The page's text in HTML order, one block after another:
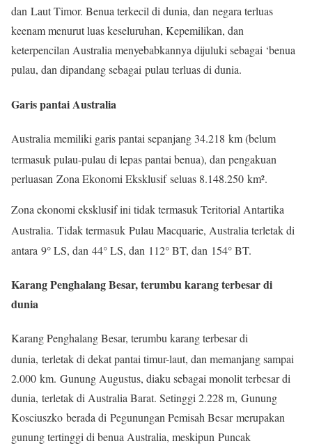
dan Laut Timor. Benua terkecil di dunia, dan negara terluas
keenam menurut luas keseluruhan, Kepemilikan, dan
keterpencilan Australia menyebabkannya dijuluki sebagai ‘benua
pulau, dan dipandang sebagai pulau terluas di dunia.
Garis pantai Australia
Australia memiliki garis pantai sepanjang 34.218 km (belum
termasuk pulau-pulau di lepas pantai benua), dan pengakuan
perluasan Zona Ekonomi Eksklusif seluas 8.148.250 km².
Zona ekonomi eksklusif ini tidak termasuk Teritorial Antartika
Australia. Tidak termasuk Pulau Macquarie, Australia terletak di
antara 9° LS, dan 44° LS, dan 112° BT, dan 154° BT.
Karang Penghalang Besar, terumbu karang terbesar di
dunia
Karang Penghalang Besar, terumbu karang terbesar di
dunia, terletak di dekat pantai timur-laut, dan memanjang sampai
2.000 km. Gunung Augustus, diaku sebagai monolit terbesar di
dunia, terletak di Australia Barat. Setinggi 2.228 m, Gunung
Kosciuszko berada di Pegunungan Pemisah Besar merupakan
gunung tertinggi di benua Australia, meskipun Puncak